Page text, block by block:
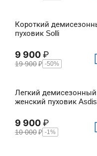
Короткий
пуховик Solli
9 900₽
19 900₽ -50%
Легкий демисезонный
женский пуховик Asdis
9 900₽
10 000₽ -1%